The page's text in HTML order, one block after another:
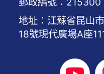
地址：江蘇省昆山
18號現代廣場A座